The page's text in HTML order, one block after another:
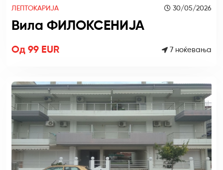
ЛЕПТОКАРИЈА 30/05/2026
Вила ФИЛОКСЕНИЈА
Од 99 EUR 7 ноќевања